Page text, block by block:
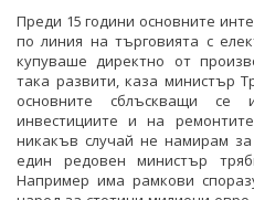
Преди 15 години основните
по линия на търговията с
купуваше директно от
така развити, каза министър
основните сблъскващи
инвестициите и на
никакъв случай не намирам
един редовен министър
Например има рамкови